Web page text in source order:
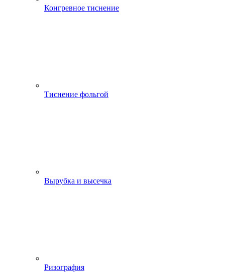
Конгревное тиснение
Тиснение фольгой
Вырубка и высечка
Ризография